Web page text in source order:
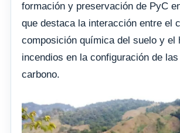
formación y preservación de PyC
que destaca la interacción entre el
composición química del suelo y el
incendios en la configuración de
carbono.